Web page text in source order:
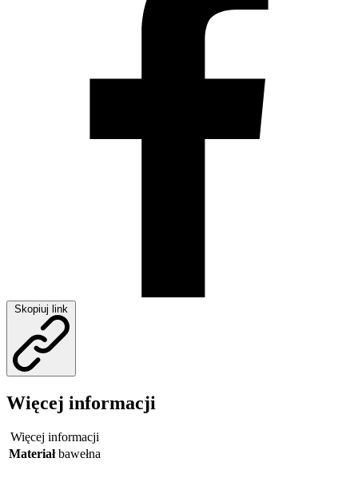
Skopiuj link
Więcej informacji
Więcej informacji
Materiał bawełna